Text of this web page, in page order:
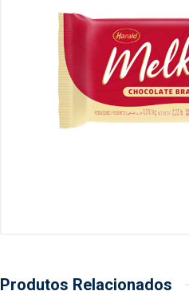
Produtos Relacionados